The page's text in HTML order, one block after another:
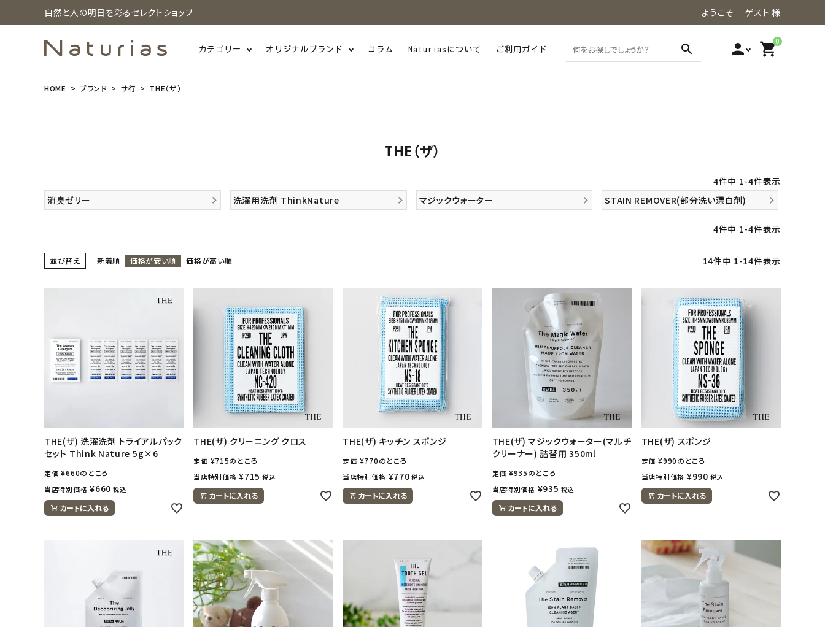
自然と人の明日を彩るセレクトショップ ようこそ ゲスト 様
カテゴリー オリジナルブランド コラム Naturiasについて ご利用ガイド search person 0
shopping_cart
カテゴリーから探す
インナー・下着・ナイトウェア
フード・ドリンク
定期購入
HOME ブランド サ行 THE（ザ）
THE（ザ）
4件中 1-4件表示
消臭ゼリー
洗濯用洗剤 ThinkNature マジックウォーター STAIN REMOVER(部分洗い漂白剤)
4件中 1-4件表示
並び替え 新着順 価格が安い順 価格が高い順 14件中 1-14件表示
THE(ザ) 洗濯洗剤 トライアルパック
セット Think Nature 5g×6
定価 ¥660のところ
当店特別価格 ¥660 税込
カートに入れる
THE(ザ) クリーニング クロス
定価 ¥715のところ
当店特別価格 ¥715 税込
カートに入れる
THE(ザ) キッチン スポンジ
定価 ¥770のところ
当店特別価格 ¥770 税込
カートに入れる
THE(ザ) マジックウォーター(マルチ
クリーナー) 詰替用 350ml
定価 ¥935のところ
当店特別価格 ¥935 税込
カートに入れる
THE(ザ) スポンジ
定価 ¥990のところ
当店特別価格 ¥990 税込
カートに入れる